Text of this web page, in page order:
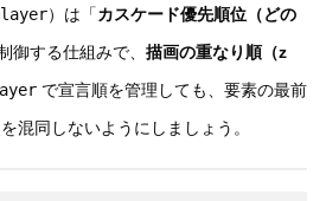
）は「カスケード優先順位（どの
御する仕組みで、 描画の重なり順（z
で宣言順を管理しても、要素の最前
混同しないようにしましょう。